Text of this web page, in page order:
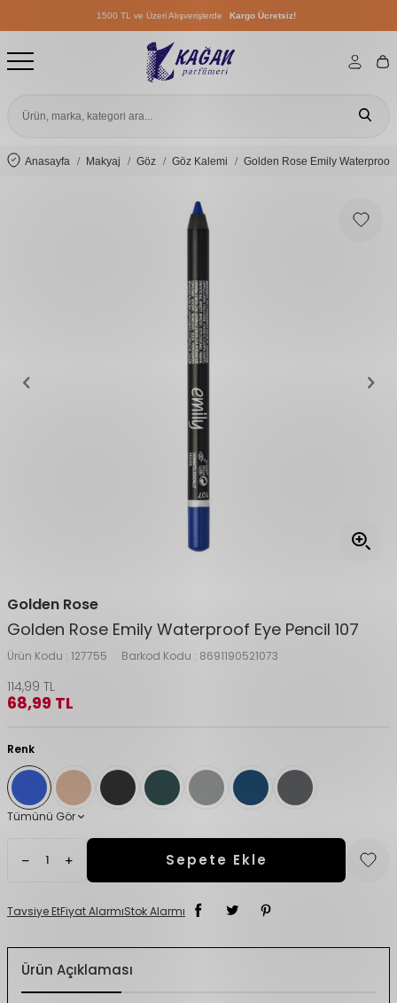
1500 TL ve Üzeri Alışverişlerde Kargo Ücretsiz!
1500 TL ve Üzeri Alışverişlerde
1500 TL ve Üzeri Alışverişlerde
Anasayfa Makyaj Göz Göz Kalemi Golden Rose Emily Waterproof
Golden Rose
Golden Rose Emily Waterproof Eye Pencil 107
Ürün Kodu : 127755 Barkod Kodu : 8691190521073
114,99 TL
68,99 TL
Renk
Tümünü Gör
Sepete Ekle
Tavsiye EtFiyat AlarmıStok Alarmı
Ürün Açıklaması